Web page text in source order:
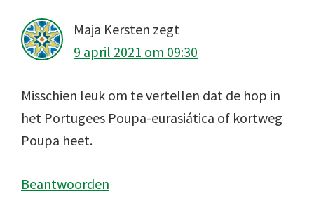
Maja Kersten zegt
9 april 2021 om 09:30
Misschien leuk om te vertellen dat de hop in
het Portugees Poupa-eurasiática of kortweg
Poupa heet.
Beantwoorden